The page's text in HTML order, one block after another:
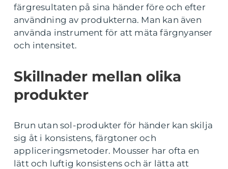
färgresultaten på sina händer före och efter
användning av produkterna. Man kan även
använda instrument för att mäta färgnyanser
och intensitet.
Skillnader mellan olika
produkter
Brun utan sol-produkter för händer kan skilja
sig åt i konsistens, färgtoner och
appliceringsmetoder. Mousser har ofta en
lätt och luftig konsistens och är lätta att